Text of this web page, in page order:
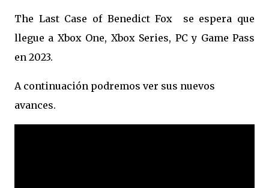
The Last Case of Benedict Fox se espera que
llegue a Xbox One, Xbox Series, PC y Game Pass
en 2023.
A continuación podremos ver sus nuevos
avances.